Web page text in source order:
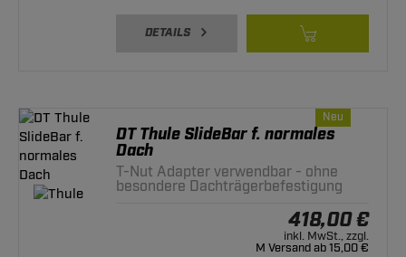
DETAILS
Neu
DT Thule SlideBar f. normales
Dach
T-Nut Adapter verwendbar - ohne
besondere Dachträgerbefestigung
418,00 €
inkl. MwSt., zzgl.
M Versand ab 15,00 €